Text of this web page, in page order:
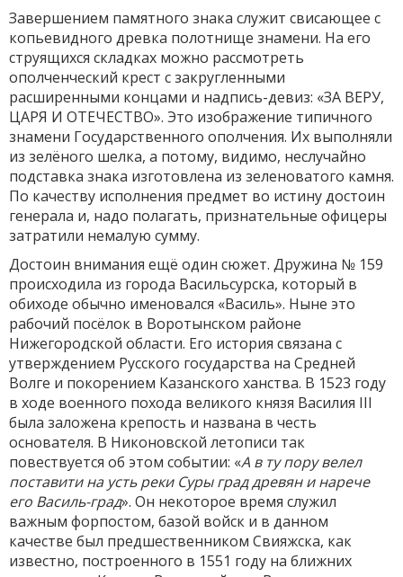
Завершением памятного знака служит свисающее с
копьевидного древка полотнище знамени. На его
струящихся складках можно рассмотреть
ополченческий крест с закругленными
расширенными концами и надпись-девиз: «ЗА ВЕРУ,
ЦАРЯ И ОТЕЧЕСТВО». Это изображение типичного
знамени Государственного ополчения. Их выполняли
из зелёного шелка, а потому, видимо, неслучайно
подставка знака изготовлена из зеленоватого камня.
По качеству исполнения предмет во истину достоин
генерала и, надо полагать, признательные офицеры
затратили немалую сумму.
Достоин внимания ещё один сюжет. Дружина № 159
происходила из города Васильсурска, который в
обиходе обычно именовался «Василь». Ныне это
рабочий посёлок в Воротынском районе
Нижегородской области. Его история связана с
утверждением Русского государства на Средней
Волге и покорением Казанского ханства. В 1523 году
в ходе военного похода великого князя Василия III
была заложена крепость и названа в честь
основателя. В Никоновской летописи так
повествуется об этом событии: «А в ту пору велел
поставити на усть реки Суры град древян и нарече
его Василь-град». Он некоторое время служил
важным форпостом, базой войск и в данном
качестве был предшественником Свияжска, как
известно, построенного в 1551 году на ближних